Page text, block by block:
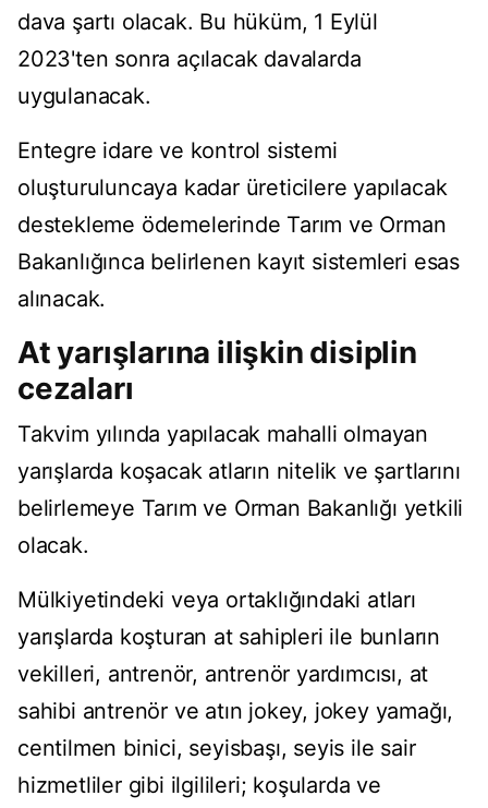
dava şartı olacak. Bu hüküm, 1 Eylül
2023'ten sonra açılacak davalarda
uygulanacak.
Entegre idare ve kontrol sistemi
oluşturuluncaya kadar üreticilere yapılacak
destekleme ödemelerinde Tarım ve Orman
Bakanlığınca belirlenen kayıt sistemleri esas
alınacak.
At yarışlarına ilişkin disiplin
cezaları
Takvim yılında yapılacak mahalli olmayan
yarışlarda koşacak atların nitelik ve şartlarını
belirlemeye Tarım ve Orman Bakanlığı yetkili
olacak.
Mülkiyetindeki veya ortaklığındaki atları
yarışlarda koşturan at sahipleri ile bunların
vekilleri, antrenör, antrenör yardımcısı, at
sahibi antrenör ve atın jokey, jokey yamağı,
centilmen binici, seyisbaşı, seyis ile sair
hizmetliler gibi ilgilileri; koşularda ve